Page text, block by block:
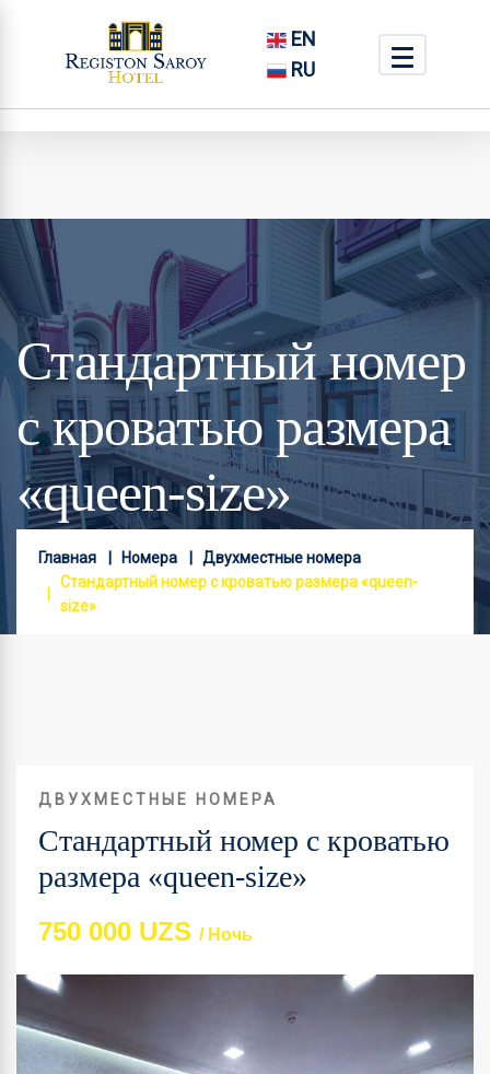
EN
RU
Стандартный номер
с кроватью размера
«queen-size»
Главная Номера
Двухместные номера
Стандартный номер с кроватью размера «queen-
size»
ДВУХМЕСТНЫЕ НОМЕРА
Стандартный номер с кроватью
размера «queen-size»
750 000 UZS / Ночь